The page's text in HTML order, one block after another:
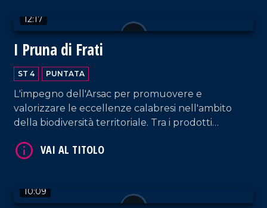
12:17
I Pruna di Frati
ST 4 PUNTATA
L'impegno dell'Arsac per promuovere e
valorizzare le eccellenze calabresi nell'ambito
della biodiversità territoriale. Tra i prodotti
Terranova Sappo Minulio.
10:09
VAI AL TITOLO